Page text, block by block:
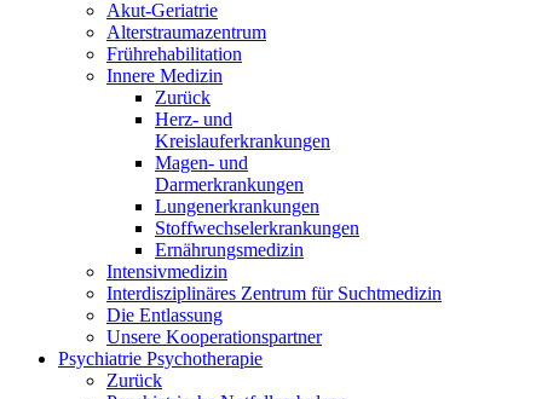
Akut-Geriatrie
Alterstraumazentrum
Frührehabilitation
Innere Medizin
Zurück
Herz- und
Kreislauferkrankungen
Magen- und
Darmerkrankungen
Lungenerkrankungen
Stoffwechselerkrankungen
Ernährungsmedizin
Intensivmedizin
Interdisziplinäres Zentrum für Suchtmedizin
Die Entlassung
Unsere Kooperationspartner
Psychiatrie Psychotherapie
Zurück